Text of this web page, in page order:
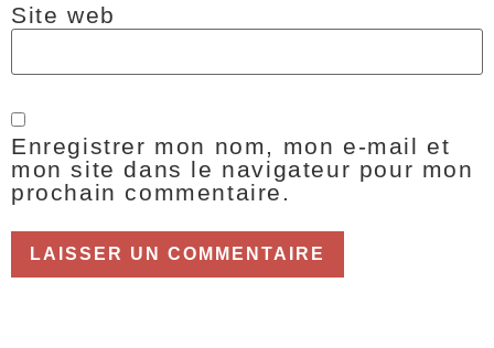
Site web
Enregistrer mon nom, mon e-mail et
mon site dans le navigateur pour mon
prochain commentaire.